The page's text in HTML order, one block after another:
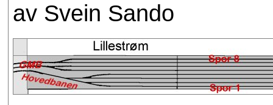
av Svein Sando